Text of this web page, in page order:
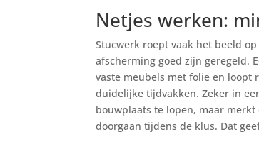
Netjes werken:
Stucwerk roept vaak het beeld
afscherming goed zijn geregeld.
vaste meubels met folie en
duidelijke tijdvakken. Zeker in
bouwplaats te lopen, maar
doorgaan tijdens de klus. Dat